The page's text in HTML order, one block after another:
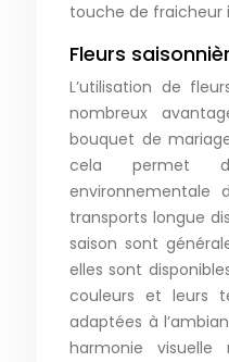
touche de fraicheur
Fleurs
L’utilisation de
nombreux
bouquet de
cela permet
environnementale
transports longue
saison sont
elles sont
couleurs et leurs
adaptées à
harmonie